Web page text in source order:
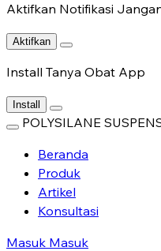
Aktifkan Notifikasi Jangan
Aktifkan
Install Tanya Obat App
Install
POLYSILANE
Beranda
Produk
Artikel
Konsultasi
Masuk Masuk